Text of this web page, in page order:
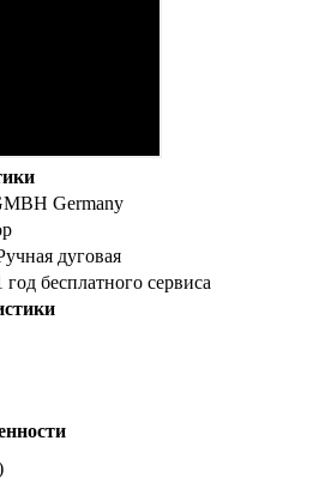
Germany
дуговая
год бесплатного сервиса